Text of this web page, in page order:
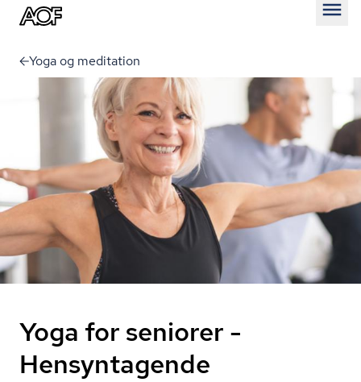
Yoga og meditation
Yoga for seniorer -
Hensyntagende